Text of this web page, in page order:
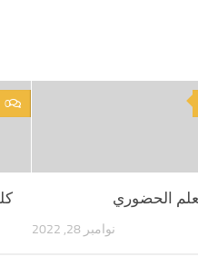
0
الحضوري
نوامبر 28, 2022